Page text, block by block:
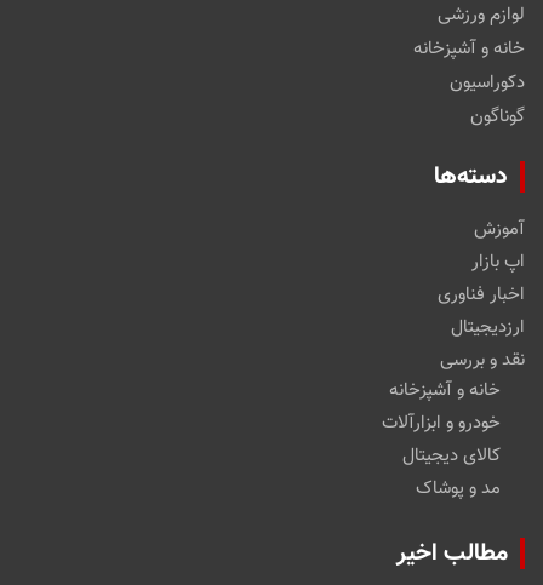
لوازم ورزشی
خانه و آشپزخانه
دکوراسیون
گوناگون
دسته‌ها
آموزش
اپ بازار
اخبار فناوری
ارزدیجیتال
نقد و بررسی
خانه و آشپزخانه
خودرو و ابزارآلات
کالای دیجیتال
مد و پوشاک
مطالب اخیر